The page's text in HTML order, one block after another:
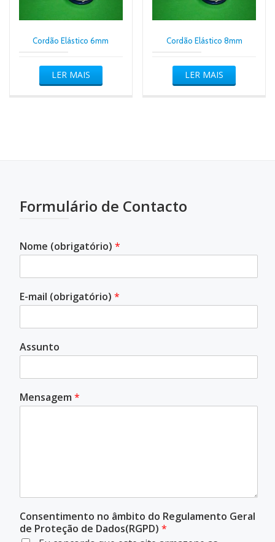
Cordão Elástico 6mm
LER MAIS
Cordão Elástico 8mm
LER MAIS
Formulário de Contacto
Nome (obrigatório) *
E-mail (obrigatório) *
Assunto
Mensagem *
Consentimento no âmbito do Regulamento Geral
de Proteção de Dados(RGPD) *